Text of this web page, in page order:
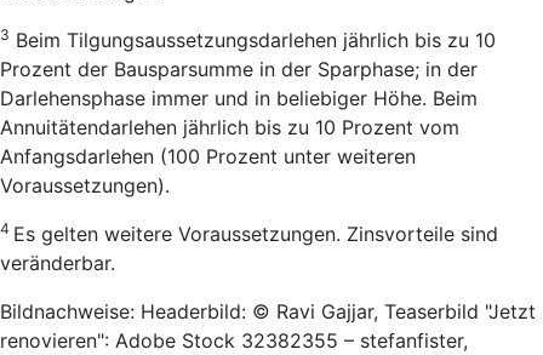
3 Beim Tilgungsaussetzungsdarlehen jährlich bis zu 10
Prozent der Bausparsumme in der Sparphase; in der
Darlehensphase immer und in beliebiger Höhe. Beim
Annuitätendarlehen jährlich bis zu 10 Prozent vom
Anfangsdarlehen (100 Prozent unter weiteren
Voraussetzungen).
4 Es gelten weitere Voraussetzungen. Zinsvorteile sind
veränderbar.
Bildnachweise: Headerbild: © Ravi Gajjar, Teaserbild "Jetzt
renovieren": Adobe Stock 32382355 – stefanfister,